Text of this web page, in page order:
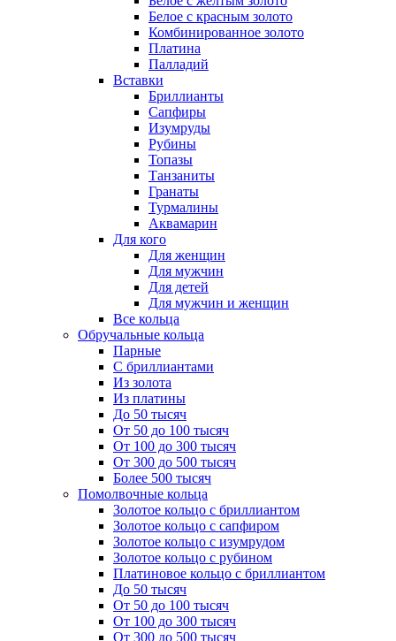
Белое с красным золото
Комбинированное золото
Платина
Палладий
Вставки
Бриллианты
Сапфиры
Изумруды
Рубины
Топазы
Танзаниты
Гранаты
Турмалины
Аквамарин
Для кого
Для женщин
Для мужчин
Для детей
Для мужчин и женщин
Все кольца
Обручальные кольца
Парные
С бриллиантами
Из золота
Из платины
До 50 тысяч
От 50 до 100 тысяч
От 100 до 300 тысяч
От 300 до 500 тысяч
Более 500 тысяч
Помолвочные кольца
Золотое кольцо с бриллиантом
Золотое кольцо с сапфиром
Золотое кольцо с изумрудом
Золотое кольцо с рубином
Платиновое кольцо с бриллиантом
До 50 тысяч
От 50 до 100 тысяч
От 100 до 300 тысяч
От 300 до 500 тысяч